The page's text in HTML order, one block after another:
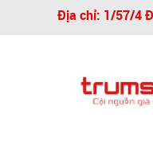
Địa chỉ: 1/57/4